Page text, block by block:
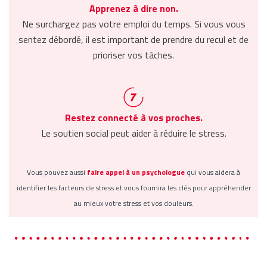
Apprenez à dire non.
Ne surchargez pas votre emploi du temps. Si vous vous
sentez débordé, il est important de prendre du recul et de
prioriser vos tâches.
Restez connecté à vos proches.
Le soutien social peut aider à réduire le stress.
Vous pouvez aussi faire appel à un psychologue qui vous aidera à
identifier les facteurs de stress et vous fournira les clés pour appréhender
au mieux votre stress et vos douleurs.